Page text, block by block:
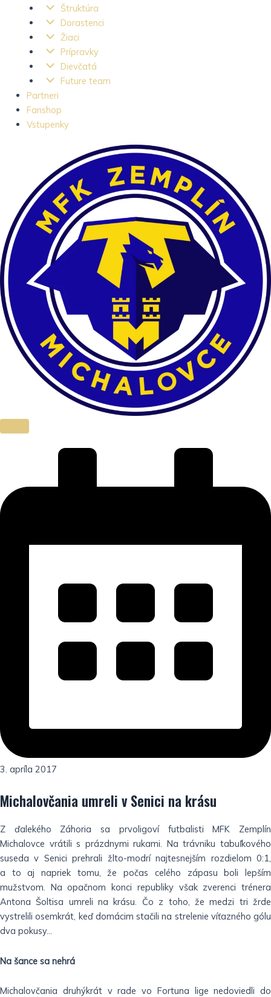
Štruktúra
Dorastenci
Žiaci
Prípravky
Dievčatá
Future team
Partneri
Fanshop
Vstupenky
3. apríla 2017
Michalovčania umreli v Senici na krásu
Z ďalekého Záhoria sa prvoligoví futbalisti MFK Zemplín
Michalovce vrátili s prázdnymi rukami. Na trávniku tabuľkového
suseda v Senici prehrali žlto-modrí najtesnejším rozdielom 0:1,
a to aj napriek tomu, že počas celého zápasu boli lepším
mužstvom. Na opačnom konci republiky však zverenci trénera
Antona Šoltisa umreli na krásu. Čo z toho, že medzi tri žrde
vystrelili osemkrát, keď domácim stačili na strelenie víťazného gólu
dva pokusy…
Na šance sa nehrá
Michalovčania druhýkrát v rade vo Fortuna lige nedoviedli do